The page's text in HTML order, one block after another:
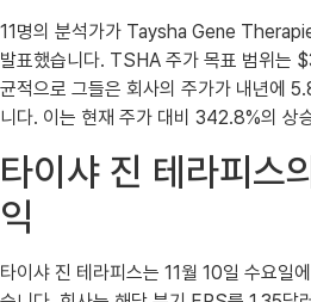
11명의 분석가가 Taysha Gene
발표했습니다. TSHA 주가 목표 범위는
균적으로 그들은 회사의 주가가 내년에
니다. 이는 현재 주가 대비 342.8%의 상
타이샤 진 테라피스
익
타이샤 진 테라피스는 11월 10일 수요일